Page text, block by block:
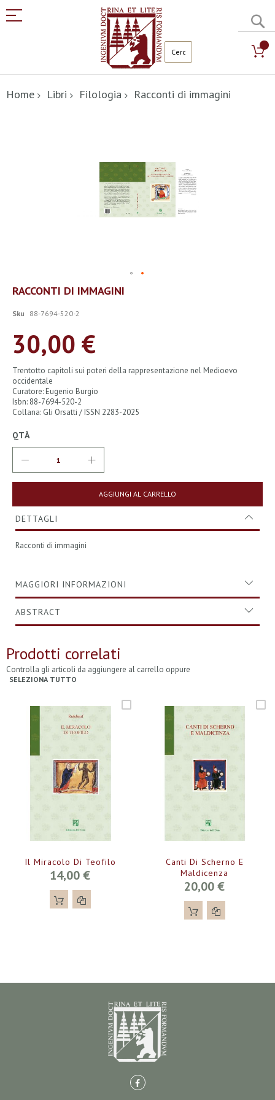
al
contenuto
Home Libri Filologia Racconti di immagini
Vai
all'inizio
galleria
immagini
RACCONTI DI IMMAGINI
Sku 88-7694-520-2
30,00 €
Trentotto capitoli sui poteri della rappresentazione nel Medioevo
occidentale
Curatore: Eugenio Burgio
Isbn: 88-7694-520-2
Collana: Gli Orsatti / ISSN 2283-2025
QTÀ
AGGIUNGI AL CARRELLO
DETTAGLI
Racconti di immagini
MAGGIORI INFORMAZIONI
ABSTRACT
Prodotti correlati
Controlla gli articoli da aggiungere al carrello oppure
SELEZIONA TUTTO
Il Miracolo Di Teofilo
14,00 €
Canti Di Scherno E
Maldicenza
20,00 €